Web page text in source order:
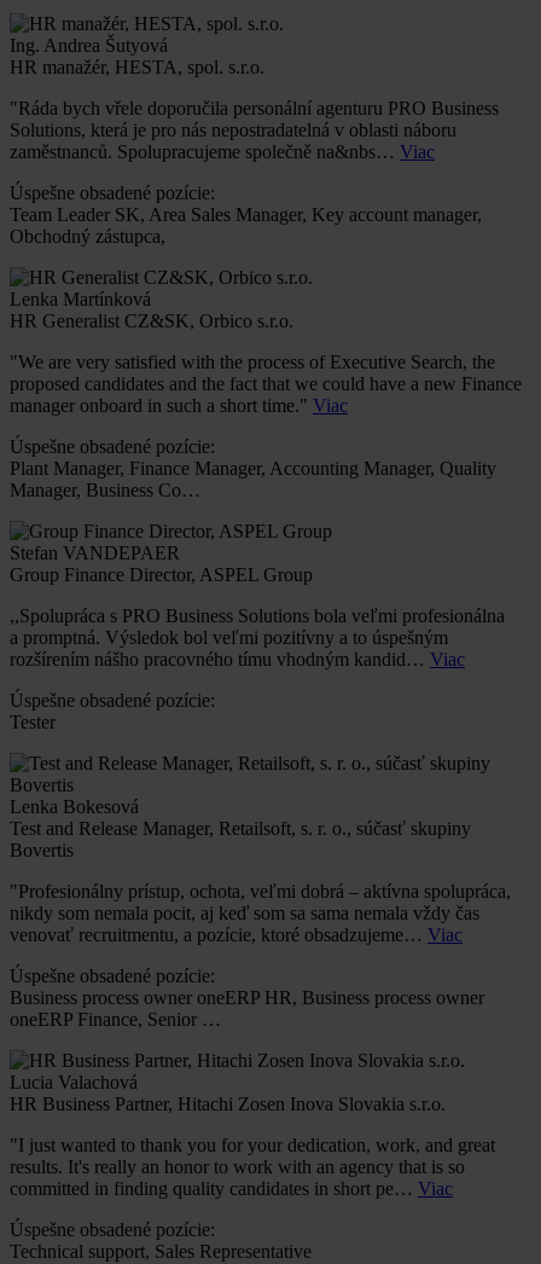
Ing. Andrea Šutyová
HR manažér, HESTA, spol. s.r.o.
"Ráda bych vřele doporučila personální agenturu PRO Business
Solutions, která je pro nás nepostradatelná v oblasti náboru
zaměstnanců. Spolupracujeme společně na&nbs… Viac
Úspešne obsadené pozície:
Team Leader SK, Area Sales Manager, Key account manager,
Obchodný zástupca,
Lenka Martínková
HR Generalist CZ&SK, Orbico s.r.o.
"We are very satisfied with the process of Executive Search, the
proposed candidates and the fact that we could have a new Finance
manager onboard in such a short time." Viac
Úspešne obsadené pozície:
Plant Manager, Finance Manager, Accounting Manager, Quality
Manager, Business Co…
Stefan VANDEPAER
Group Finance Director, ASPEL Group
,,Spolupráca s PRO Business Solutions bola veľmi profesionálna
a promptná. Výsledok bol veľmi pozitívny a to úspešným
rozšírením nášho pracovného tímu vhodným kandid… Viac
Úspešne obsadené pozície:
Tester
Lenka Bokesová
Test and Release Manager, Retailsoft, s. r. o., súčasť skupiny
Bovertis
"Profesionálny prístup, ochota, veľmi dobrá – aktívna spolupráca,
nikdy som nemala pocit, aj keď som sa sama nemala vždy čas
venovať recruitmentu, a pozície, ktoré obsadzujeme… Viac
Úspešne obsadené pozície:
Business process owner oneERP HR, Business process owner
oneERP Finance, Senior …
Lucia Valachová
HR Business Partner, Hitachi Zosen Inova Slovakia s.r.o.
"I just wanted to thank you for your dedication, work, and great
results. It's really an honor to work with an agency that is so
committed in finding quality candidates in short pe… Viac
Úspešne obsadené pozície:
Technical support, Sales Representative